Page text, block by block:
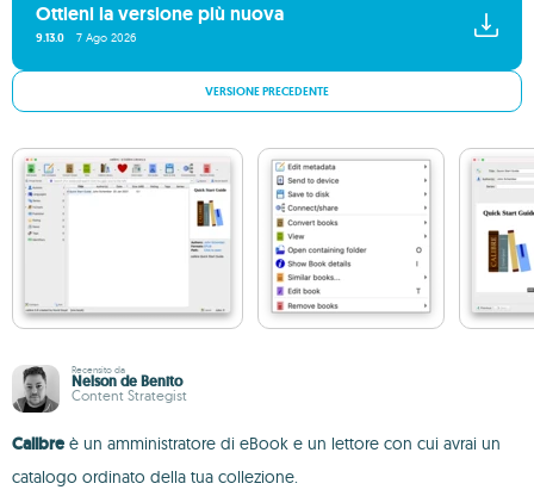
Ottieni la versione più nuova
9.13.0 7 Ago 2026
VERSIONE PRECEDENTE
Recensito da
Nelson de Benito
Content Strategist
Calibre è un amministratore di eBook e un lettore con cui avrai un
catalogo ordinato della tua collezione.